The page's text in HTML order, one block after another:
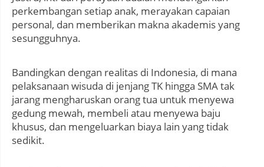
perkembangan setiap anak, merayakan capaian
personal, dan memberikan makna akademis yang
sesungguhnya.
Bandingkan dengan realitas di Indonesia, di mana
pelaksanaan wisuda di jenjang TK hingga SMA tak
jarang mengharuskan orang tua untuk menyewa
gedung mewah, membeli atau menyewa baju
khusus, dan mengeluarkan biaya lain yang tidak
sedikit.